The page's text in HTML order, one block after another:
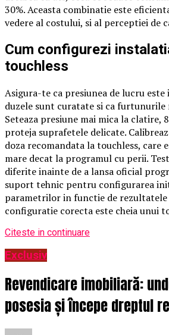
30%. Aceasta combinatie este
vedere al costului, si al perceptiei de
Cum configurezi
touchless
Asigura-te ca presiunea de lucru
duzele sunt curatate si ca furtunurile
Seteaza presiune mai mica la clatire,
proteja suprafetele delicate.
doza recomandata la touchless, care
mare decat la programul cu perii.
diferite inainte de a lansa oficial
suport tehnic pentru configurarea
parametrilor in functie de rezultatele
configuratie corecta este cheia unui
Citeste in continuare
Exclusiv
Revendicare imobiliară:
posesia și începe dreptul